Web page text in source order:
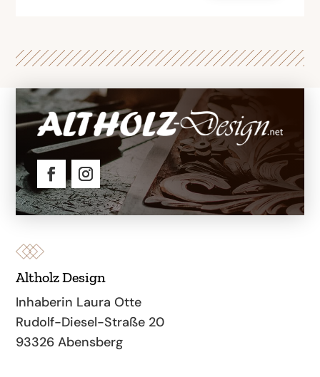
Altholz Design
Inhaberin Laura Otte
Rudolf-Diesel-Straße 20
93326 Abensberg